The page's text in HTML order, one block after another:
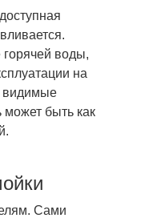
горячей воды,
на
видимые
быть как
Сами